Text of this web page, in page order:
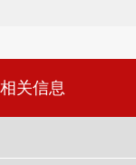
相关信息